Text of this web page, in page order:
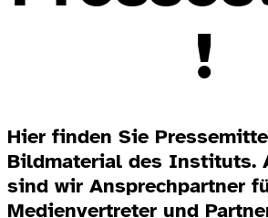
!
Hier finden Sie
Bildmaterial des Instituts.
sind wir Ansprechpartner
Medienvertreter und